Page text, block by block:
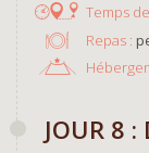
Repas :
JOUR 8